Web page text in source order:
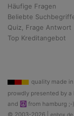
Häufige Fragen
Beliebte
Quiz, Frage Antwort
Top Kreditangebot
quality made in
prowdly presented by
and ☮ from hamburg ;-)
© 2003-2026 |